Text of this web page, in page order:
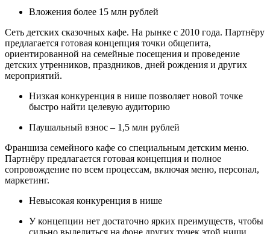
Вложения более 15 млн рублей
Сеть детских сказочных кафе. На рынке с 2010 года. Партнёру
предлагается готовая концепция точки общепита,
ориентированной на семейные посещения и проведение
детских утренников, праздников, дней рождения и других
мероприятий.
Низкая конкуренция в нише позволяет новой точке
быстро найти целевую аудиторию
Паушальный взнос – 1,5 млн рублей
Франшиза семейного кафе со специальным детским меню.
Партнёру предлагается готовая концепция и полное
сопровождение по всем процессам, включая меню, персонал,
маркетинг.
Невысокая конкуренция в нише
У концепции нет достаточно ярких преимуществ, чтобы
сильно выделиться на фоне других точек этой ниши